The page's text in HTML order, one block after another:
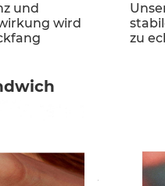
und
wird
zu